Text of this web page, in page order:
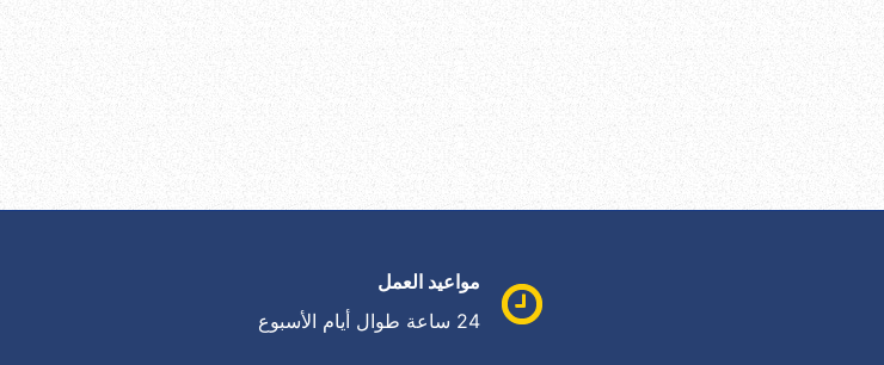
مواعيد العمل
24 ساعة طوال أيام الأسبوع